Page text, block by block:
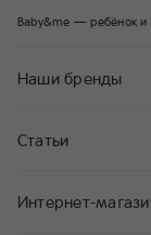
Baby&me — ребёнок и
Наши бренды
Статьи
Интернет-